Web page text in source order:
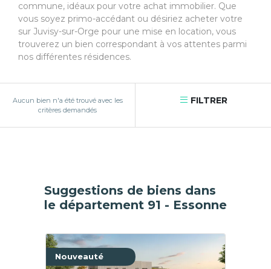
commune, idéaux pour votre achat immobilier. Que
vous soyez primo-accédant ou désiriez acheter votre
sur Juvisy-sur-Orge pour une mise en location, vous
trouverez un bien correspondant à vos attentes parmi
nos différentes résidences.
Aucun bien n'a été trouvé avec les
critères demandés
FILTRER
Suggestions de biens dans
le département 91 - Essonne
Nouveauté